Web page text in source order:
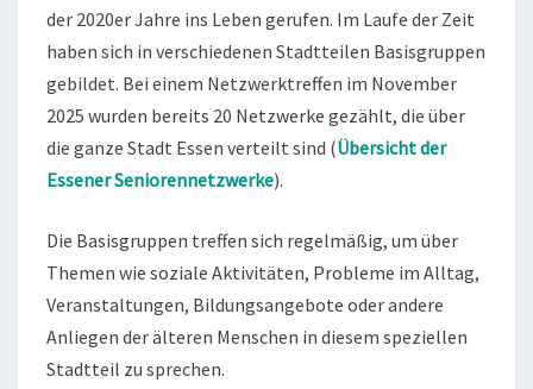
der 2020er Jahre ins Leben gerufen. Im Laufe der Zeit
haben sich in verschiedenen Stadtteilen Basisgruppen
gebildet. Bei einem Netzwerktreffen im November
2025 wurden bereits 20 Netzwerke gezählt, die über
die ganze Stadt Essen verteilt sind (Übersicht der
Essener Seniorennetzwerke).
Die Basisgruppen treffen sich regelmäßig, um über
Themen wie soziale Aktivitäten, Probleme im Alltag,
Veranstaltungen, Bildungsangebote oder andere
Anliegen der älteren Menschen in diesem speziellen
Stadtteil zu sprechen.